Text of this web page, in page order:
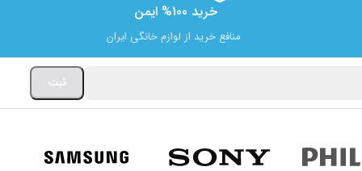
خرید 100% ایمن
منافع خرید از لوازم خانگی ایران